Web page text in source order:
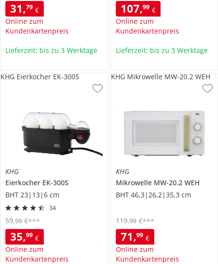
31,79 €
Online zum
Kundenkartenpreis
Lieferzeit: bis zu 3 Werktage
107,99 €
Online zum
Kundenkartenpreis
Lieferzeit: bis zu 3 Werktage
KHG
Eierkocher EK-300S
BHT 23|13|6 cm
34
35,99 €
Online zum
Kundenkartenpreis
59,99 €***
KHG Eierkocher EK-300S
KHG
Mikrowelle MW-20.2 WEH
BHT 46,3|26,2|35,3 cm
71,99 €
Online zum
Kundenkartenpreis
119,99 €***
KHG Mikrowelle MW-20.2 WEH